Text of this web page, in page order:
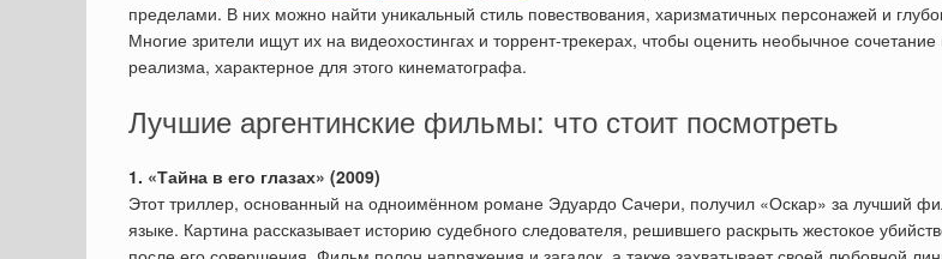
пределами. В них можно найти уникальный стиль повествования, харизматичных персонажей и
Многие зрители ищут их на видеохостингах и торрент-трекерах, чтобы оценить необычное
реализма, характерное для этого кинематографа.
Лучшие аргентинские фильмы: что стоит посмотреть
1. «Тайна в его глазах» (2009)
Этот триллер, основанный на одноимённом романе Эдуардо Сачери, получил «Оскар» за лучший
языке. Картина рассказывает историю судебного следователя, решившего раскрыть жестокое